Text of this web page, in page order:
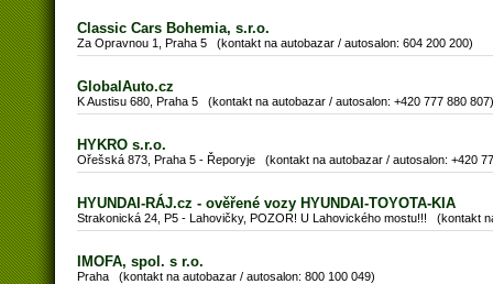
Classic Cars Bohemia, s.r.o.
Za Opravnou 1, Praha 5 (kontakt na autobazar / autosalon: 604 200 200)
GlobalAuto.cz
K Austisu 680, Praha 5 (kontakt na autobazar / autosalon: +420 777 880 807)
HYKRO s.r.o.
Ořešská 873, Praha 5 - Řeporyje (kontakt na autobazar / autosalon: +420
HYUNDAI-RÁJ.cz - ověřené vozy HYUNDAI-TOYOTA-KIA
Strakonická 24, P5 - Lahovičky, POZOR! U Lahovického mostu!!! (kontakt
IMOFA, spol. s r.o.
Praha (kontakt na autobazar / autosalon: 800 100 049)